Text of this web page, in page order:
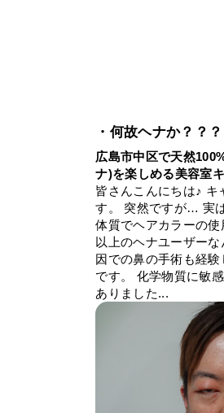
・何故ヘナか？？？
広島市中区で天然
ナ)を楽しめる美容室
皆さんこんにちは♪ キ
す。 突然ですが… 実
体質でヘアカラーの
以上のヘナユーザー
因での鼻の手術も経
です。 化学物質に敏
ありました...